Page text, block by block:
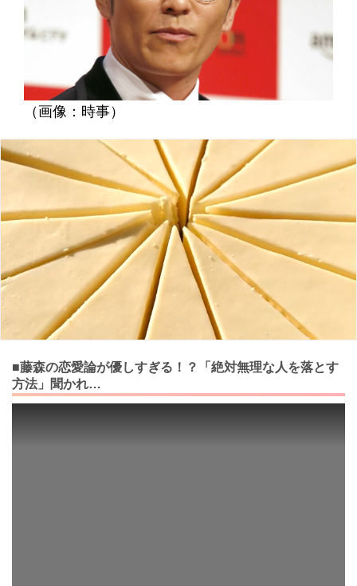
（画像：時事）
■藤森の恋愛論が優しすぎる！？「絶対無理な人を落とす
方法」聞かれ…